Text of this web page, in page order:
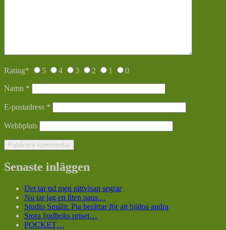
Rating* 5 4 3 2 1 0
Namn *
E-postadress *
Webbplats
Senaste inläggen
Det tar tid men rättvisan segrar
Nu tar jag en liten paus…
Studio Smålit: Pia berättar för att hjälpa andra
Stora ljudboks priset…
POCKET…